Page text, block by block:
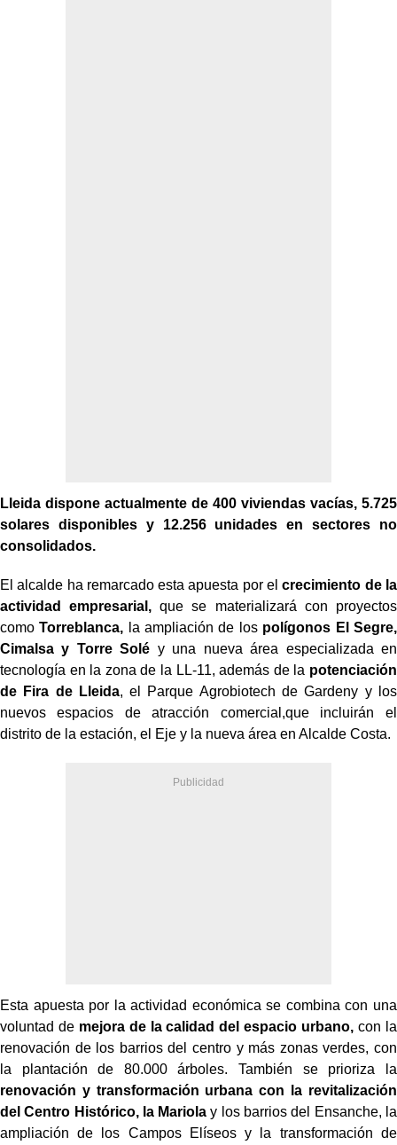
Lleida dispone actualmente de 400 viviendas vacías, 5.725
solares disponibles y 12.256 unidades en sectores no
consolidados.
El alcalde ha remarcado esta apuesta por elcrecimiento de la
actividad empresarial, que se materializará con proyectos
comoTorreblanca, la ampliación de los polígonos El Segre,
Cimalsa y Torre Solé y una nueva área especializada en
tecnología en la zona de la LL-11, además de la potenciación
de Fira de Lleida, el Parque Agrobiotech de Gardeny y los
nuevos espacios de atracción comercial,que incluirán el
distrito de la estación, el Eje y la nueva área en Alcalde Costa.
Esta apuesta por la actividad económica se combina con una
voluntad de mejora de la calidad del espacio urbano, con la
renovación de los barrios del centro y más zonas verdes, con
la plantación de 80.000 árboles. También se prioriza la
renovación y transformación urbana con la revitalización
del Centro Histórico, la Mariola y los barrios del Ensanche, la
ampliación de los Campos Elíseos y la transformación de